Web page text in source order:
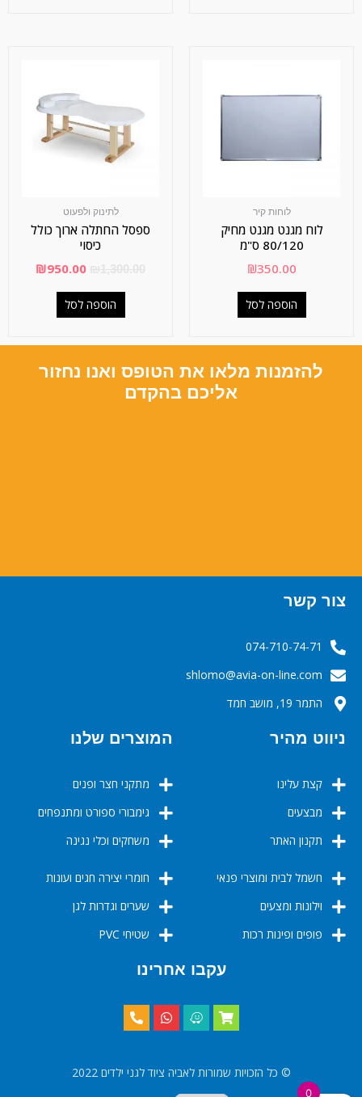
לתינוק ולפעוט
ספסל החתלה ארוך כולל
כיסוי
₪950.00
הוספה לסל
לוחות קיר
לוח מגנט מגנט מחיק
80/120 ס"מ
₪350.00
הוספה לסל
להזמנות מלאו את הטופס ואנו נחזור
אליכם בהקדם
צור קשר
074-710-74-71
‬‬‬shlomo@avia-on-line.com‬
התמר 19, מושב חמד
ניווט מהיר
קצת עלינו
מבצעים
תקנון האתר
המוצרים שלנו
מתקני חצר ופנים
גימבורי ספורט ומתנפחים
משחקים וכלי נגינה
חשמל לבית ומוצרי פנאי
וילונות ומצעים
פופים ופינות רכות
חומרי יצירה חגים ועונות
שערים וגדרות לגן
שטיחי PVC
עקבו אחרינו
© כל הזכויות שמורות לאביה ציוד לגני ילדים 2022
0